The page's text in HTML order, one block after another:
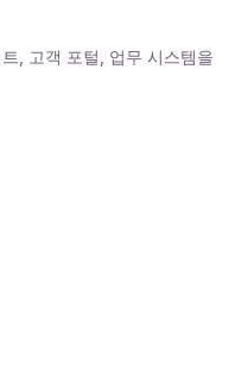
, 고객 포털, 업무 시스템을